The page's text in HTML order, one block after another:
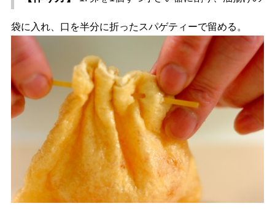
袋に入れ、口を半分に折ったスパゲティーで留める。